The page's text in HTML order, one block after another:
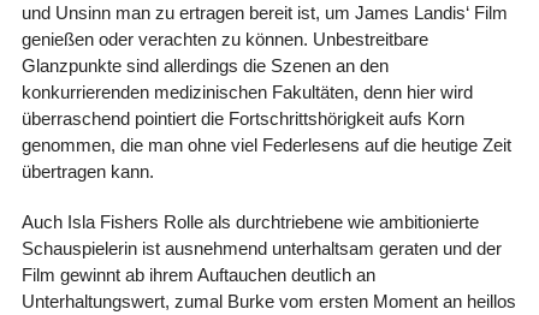
und Unsinn man zu ertragen bereit ist, um James Landis‘ Film
genießen oder verachten zu können. Unbestreitbare
Glanzpunkte sind allerdings die Szenen an den
konkurrierenden medizinischen Fakultäten, denn hier wird
überraschend pointiert die Fortschrittshörigkeit aufs Korn
genommen, die man ohne viel Federlesens auf die heutige Zeit
übertragen kann.
Auch Isla Fishers Rolle als durchtriebene wie ambitionierte
Schauspielerin ist ausnehmend unterhaltsam geraten und der
Film gewinnt ab ihrem Auftauchen deutlich an
Unterhaltungswert, zumal Burke vom ersten Moment an heillos